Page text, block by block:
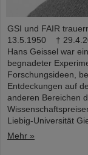
GSI und FAIR
13.5.1950 †
Hans Geissel war
begnadeter
Forschungsideen,
Entdeckungen auf
anderen Bereichen
Liebig-Universität
Mehr »